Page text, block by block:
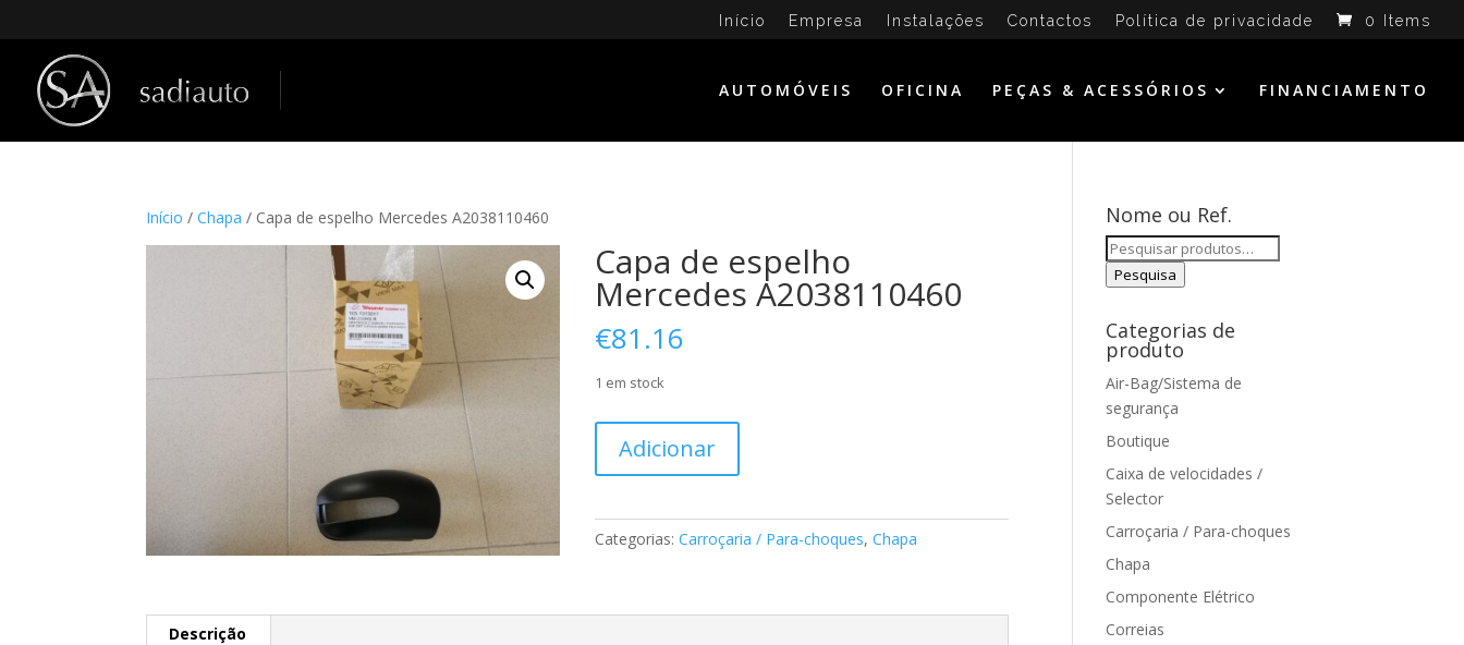
Início Empresa Instalações Contactos Política de privacidade 0 Items
AUTOMÓVEIS OFICINA PEÇAS & ACESSÓRIOS FINANCIAMENTO
Início /Chapa / Capa de espelho Mercedes A2038110460
Capa de espelho
Mercedes A2038110460
€81.16
1 em stock
Capa
espelho
Adicionar
Categorias:Carroçaria / Para-choques,Chapa
Descrição
Nome ou Ref.
Pesquisar
por:
Pesquisa
Categorias de
produto
Air-Bag/Sistema de
segurança
Boutique
Caixa de velocidades /
Selector
Carroçaria / Para-choques
Chapa
Componente Elétrico
Correias